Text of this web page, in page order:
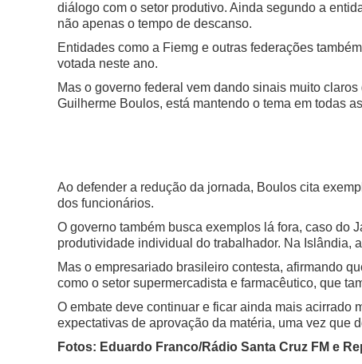
diálogo com o setor produtivo. Ainda segundo a
não apenas o tempo de descanso.
Entidades como a Fiemg e outras federações
votada neste ano.
Mas o governo federal vem dando sinais muito
Guilherme Boulos, está mantendo o tema em todas
Ao defender a redução da jornada, Boulos cita
dos funcionários.
O governo também busca exemplos lá fora, caso do
produtividade individual do trabalhador. Na Islândia,
Mas o empresariado brasileiro contesta, afirmando
como o setor supermercadista e farmacêutico, que
O embate deve continuar e ficar ainda mais acirrado
expectativas de aprovação da matéria, uma vez que
Fotos: Eduardo Franco/Rádio Santa Cruz FM e